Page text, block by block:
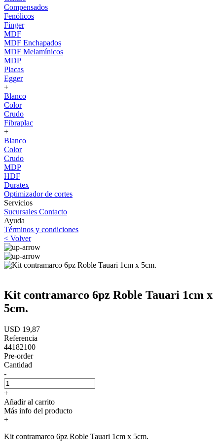
Compensados
Fenólicos
Finger
MDF
MDF Enchapados
MDF Melamínicos
MDP
Placas
Egger
+
Blanco
Color
Crudo
Fibraplac
+
Blanco
Color
Crudo
MDP
HDF
Duratex
Optimizador de cortes
Servicios
Sucursales Contacto
Ayuda
Términos y condiciones
< Volver
Kit contramarco 6pz Roble Tauari 1cm x
5cm.
USD 19,87
Referencia
44182100
Pre-order
Cantidad
-
+
Añadir al carrito
Más info del producto
+
Kit contramarco 6pz Roble Tauari 1cm x 5cm.